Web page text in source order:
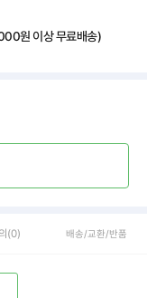
원 이상 무료배송)
(0) 배송/교환/반품